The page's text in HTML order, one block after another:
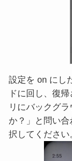
設定を on にし
ドに回し、復
リにバックグ
か？」と問い
択してください